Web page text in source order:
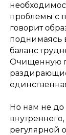
проблемы с
говорит
поднимаясь
баланс
Очищенную
Но нам не до
регулярной